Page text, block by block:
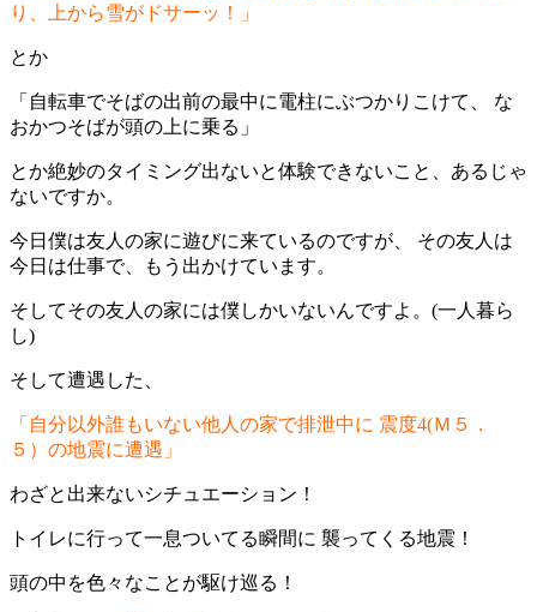
り、上から雪がドサーッ！」
とか
「自転車でそばの出前の最中に電柱にぶつかりこけて、 な
おかつそばが頭の上に乗る」
とか絶妙のタイミング出ないと体験できないこと、あるじゃ
ないですか。
今日僕は友人の家に遊びに来ているのですが、 その友人は
今日は仕事で、もう出かけています。
そしてその友人の家には僕しかいないんですよ。(一人暮ら
し)
そして遭遇した、
「自分以外誰もいない他人の家で排泄中に 震度4(Ｍ５．
５） の地震に遭遇」
わざと出来ないシチュエーション！
トイレに行って一息ついてる瞬間に 襲ってくる地震！
頭の中を色々なことが駆け巡る！